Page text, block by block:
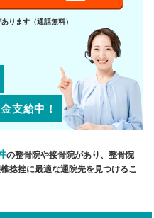
ります（通話無料）
支給中！
の整骨院や接骨院があり、整骨院
捻挫に最適な通院先を見つけるこ